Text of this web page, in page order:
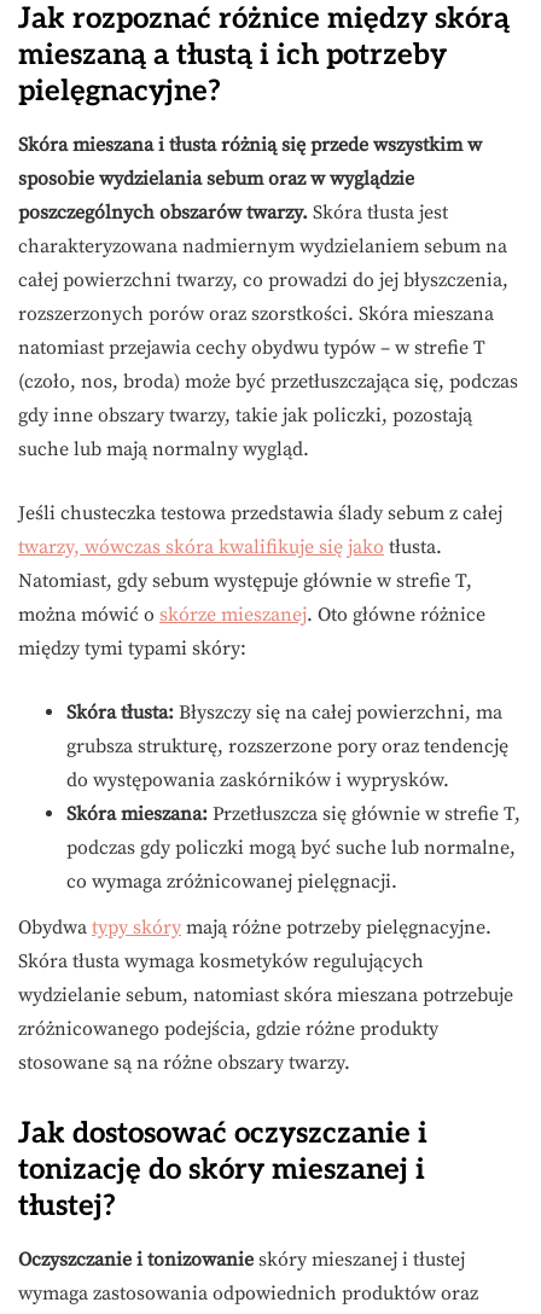
Jak rozpoznać różnice między skórą
mieszaną a tłustą i ich potrzeby
pielęgnacyjne?
Skóra mieszana i tłusta różnią się przede wszystkim w
sposobie wydzielania sebum oraz w wyglądzie
poszczególnych obszarów twarzy. Skóra tłusta jest
charakteryzowana nadmiernym wydzielaniem sebum na
całej powierzchni twarzy, co prowadzi do jej błyszczenia,
rozszerzonych porów oraz szorstkości. Skóra mieszana
natomiast przejawia cechy obydwu typów – w strefie T
(czoło, nos, broda) może być przetłuszczająca się, podczas
gdy inne obszary twarzy, takie jak policzki, pozostają
suche lub mają normalny wygląd.
Jeśli chusteczka testowa przedstawia ślady sebum z całej
twarzy, wówczas skóra kwalifikuje się jako tłusta.
Natomiast, gdy sebum występuje głównie w strefie T,
można mówić o skórze mieszanej. Oto główne różnice
między tymi typami skóry:
Skóra tłusta: Błyszczy się na całej powierzchni, ma
grubsza strukturę, rozszerzone pory oraz tendencję
do występowania zaskórników i wyprysków.
Skóra mieszana: Przetłuszcza się głównie w strefie T,
podczas gdy policzki mogą być suche lub normalne,
co wymaga zróżnicowanej pielęgnacji.
Obydwa typy skóry mają różne potrzeby pielęgnacyjne.
Skóra tłusta wymaga kosmetyków regulujących
wydzielanie sebum, natomiast skóra mieszana potrzebuje
zróżnicowanego podejścia, gdzie różne produkty
stosowane są na różne obszary twarzy.
Jak dostosować oczyszczanie i
tonizację do skóry mieszanej i
tłustej?
Oczyszczanie i tonizowanie skóry mieszanej i tłustej
wymaga zastosowania odpowiednich produktów oraz